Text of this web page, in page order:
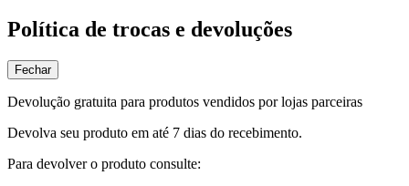
Política de trocas e devoluções
Fechar
Devolução gratuita para produtos vendidos por lojas parceiras
Devolva seu produto em até 7 dias do recebimento.
Para devolver o produto consulte: